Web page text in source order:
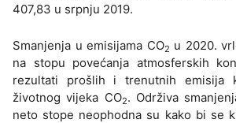
407,83 u srpnju 2019.
Smanjenja u emisijama CO2 u 2020.
na stopu povećanja atmosferskih
rezultati prošlih i trenutnih emisija
životnog vijeka CO2. Održiva
neto stope neophodna su kako bi se